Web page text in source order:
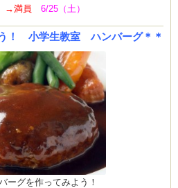
→満員 6/25（土）
！ 小学生教室 ハンバーグ＊＊
ーグを作ってみよう！